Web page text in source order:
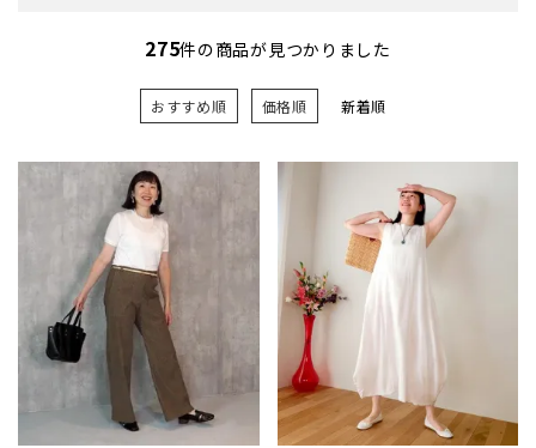
275件の商品が見つかりました
おすすめ順 価格順 新着順